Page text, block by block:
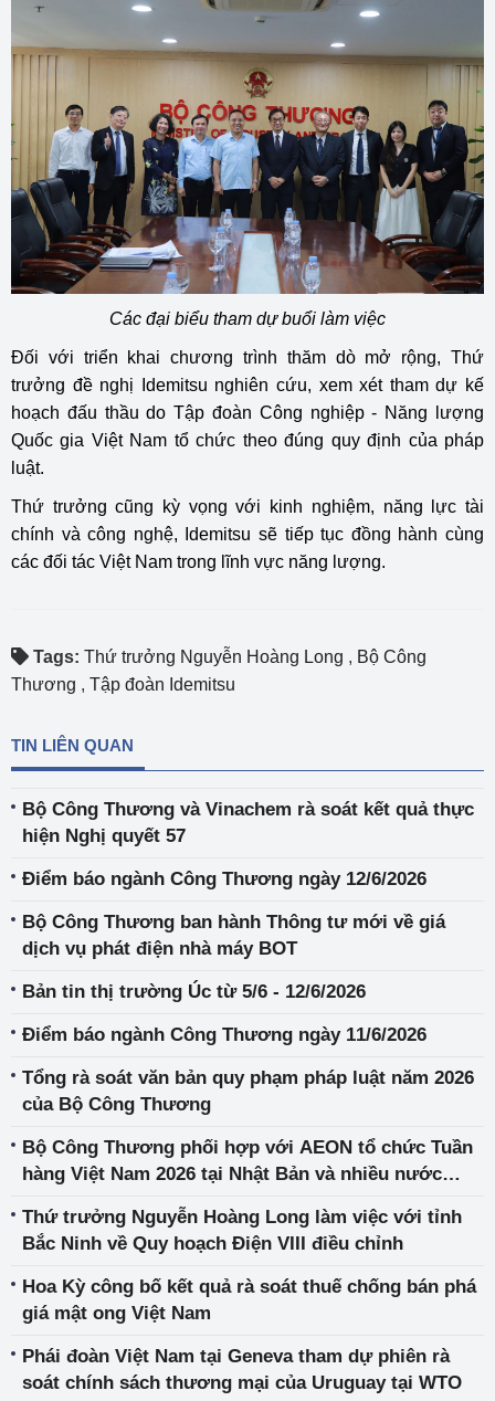
Các đại biểu tham dự buổi làm việc
Đối với triển khai chương trình thăm dò mở rộng, Thứ
trưởng đề nghị Idemitsu nghiên cứu, xem xét tham dự kế
hoạch đấu thầu do Tập đoàn Công nghiệp - Năng lượng
Quốc gia Việt Nam tổ chức theo đúng quy định của pháp
luật.
Thứ trưởng cũng kỳ vọng với kinh nghiệm, năng lực tài
chính và công nghệ, Idemitsu sẽ tiếp tục đồng hành cùng
các đối tác Việt Nam trong lĩnh vực năng lượng.
Tags: Thứ trưởng Nguyễn Hoàng Long , Bộ Công
Thương , Tập đoàn Idemitsu
TIN LIÊN QUAN
Bộ Công Thương và Vinachem rà soát kết quả thực
hiện Nghị quyết 57
Điểm báo ngành Công Thương ngày 12/6/2026
Bộ Công Thương ban hành Thông tư mới về giá
dịch vụ phát điện nhà máy BOT
Bản tin thị trường Úc từ 5/6 - 12/6/2026
Điểm báo ngành Công Thương ngày 11/6/2026
Tổng rà soát văn bản quy phạm pháp luật năm 2026
của Bộ Công Thương
Bộ Công Thương phối hợp với AEON tổ chức Tuần
hàng Việt Nam 2026 tại Nhật Bản và nhiều nước
Thứ trưởng Nguyễn Hoàng Long làm việc với tỉnh
Bắc Ninh về Quy hoạch Điện VIII điều chỉnh
Hoa Kỳ công bố kết quả rà soát thuế chống bán phá
giá mật ong Việt Nam
Phái đoàn Việt Nam tại Geneva tham dự phiên rà
soát chính sách thương mại của Uruguay tại WTO